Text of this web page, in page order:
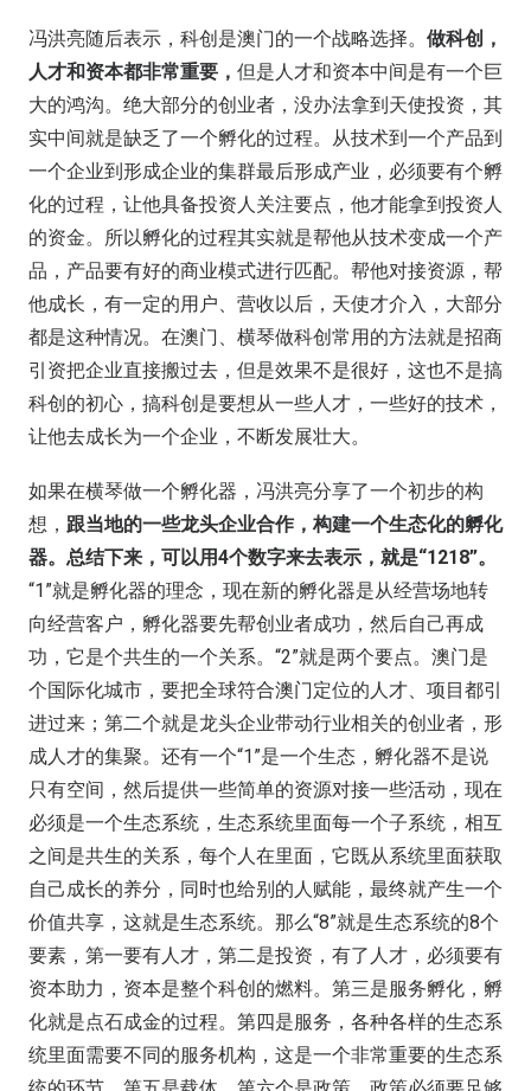
冯洪亮随后表示，科创是澳门的一个战略选择。 做科创，
人才和资本都非常重要， 但是人才和资本中间是有一个巨
大的鸿沟。绝大部分的创业者，没办法拿到天使投资，其
实中间就是缺乏了一个孵化的过程。从技术到一个产品到
一个企业到形成企业的集群最后形成产业，必须要有个孵
化的过程，让他具备投资人关注要点，他才能拿到投资人
的资金。所以孵化的过程其实就是帮他从技术变成一个产
品，产品要有好的商业模式进行匹配。帮他对接资源，帮
他成长，有一定的用户、营收以后，天使才介入，大部分
都是这种情况。在澳门、横琴做科创常用的方法就是招商
引资把企业直接搬过去，但是效果不是很好，这也不是搞
科创的初心，搞科创是要想从一些人才，一些好的技术，
让他去成长为一个企业，不断发展壮大。
如果在横琴做一个孵化器，冯洪亮分享了一个初步的构
想， 跟当地的一些龙头企业合作，构建一个生态化的孵化
器。总结下来，可以用4个数字来去表示，就是“1218”。
“1”就是孵化器的理念，现在新的孵化器是从经营场地转
向经营客户，孵化器要先帮创业者成功，然后自己再成
功，它是个共生的一个关系。“2”就是两个要点。澳门是
个国际化城市，要把全球符合澳门定位的人才、项目都引
进过来；第二个就是龙头企业带动行业相关的创业者，形
成人才的集聚。还有一个“1”是一个生态，孵化器不是说
只有空间，然后提供一些简单的资源对接一些活动，现在
必须是一个生态系统，生态系统里面每一个子系统，相互
之间是共生的关系，每个人在里面，它既从系统里面获取
自己成长的养分，同时也给别的人赋能，最终就产生一个
价值共享，这就是生态系统。那么“8”就是生态系统的8个
要素，第一要有人才，第二是投资，有了人才，必须要有
资本助力，资本是整个科创的燃料。第三是服务孵化，孵
化就是点石成金的过程。第四是服务，各种各样的生态系
统里面需要不同的服务机构，这是一个非常重要的生态系